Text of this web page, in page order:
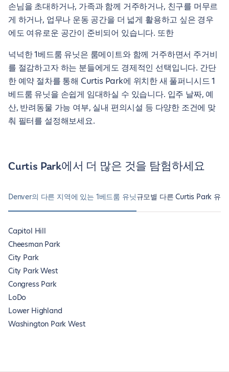
손님을 초대하거나, 가족과 함께 거주하거나, 친구를 머무르
게 하거나, 업무나 운동 공간을 더 넓게 활용하고 싶은 경우
에도 여유로운 공간이 준비되어 있습니다. 또한
넉넉한 1베드룸 유닛은 룸메이트와 함께 거주하면서 주거비
를 절감하고자 하는 분들에게도 경제적인 선택입니다. 간단
한 예약 절차를 통해 Curtis Park에 위치한 새 풀퍼니시드 1
베드룸 유닛을 손쉽게 임대하실 수 있습니다. 입주 날짜, 예
산, 반려동물 가능 여부, 실내 편의시설 등 다양한 조건에 맞
춰 필터를 설정해보세요.
Curtis Park에서 더 많은 것을 탐험하세요
Denver의 다른 지역에 있는 1베드룸 유닛규모별 다른 Curtis Park 유닛
Capitol Hill
Cheesman Park
City Park
City Park West
Congress Park
LoDo
Lower Highland
Washington Park West